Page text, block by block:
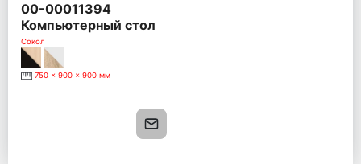
00-00011394
Компьютерный стол
КСТ-120, Правый, дуб
сонома / белый
Сокол
750 x 900 x 900 мм